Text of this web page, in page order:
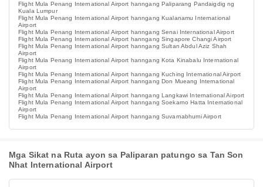
Flight Mula Penang International Airport hanngang Paliparang Pandaigdig ng
Kuala Lumpur
Flight Mula Penang International Airport hanngang Kualanamu International
Airport
Flight Mula Penang International Airport hanngang Senai International Airport
Flight Mula Penang International Airport hanngang Singapore Changi Airport
Flight Mula Penang International Airport hanngang Sultan Abdul Aziz Shah
Airport
Flight Mula Penang International Airport hanngang Kota Kinabalu International
Airport
Flight Mula Penang International Airport hanngang Kuching International Airport
Flight Mula Penang International Airport hanngang Don Mueang International
Airport
Flight Mula Penang International Airport hanngang Langkawi International Airport
Flight Mula Penang International Airport hanngang Soekarno Hatta International
Airport
Flight Mula Penang International Airport hanngang Suvarnabhumi Airport
Mga Sikat na Ruta ayon sa Paliparan patungo sa Tan Son
Nhat International Airport